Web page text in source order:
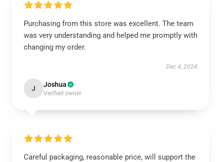
Purchasing from this store was excellent. The team
was very understanding and helped me promptly with
changing my order.
Dec 4, 2024
J Joshua
Verified owner
Careful packaging, reasonable price, will support the